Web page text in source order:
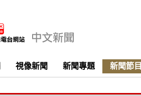
視像新聞 新聞專題 新聞節目